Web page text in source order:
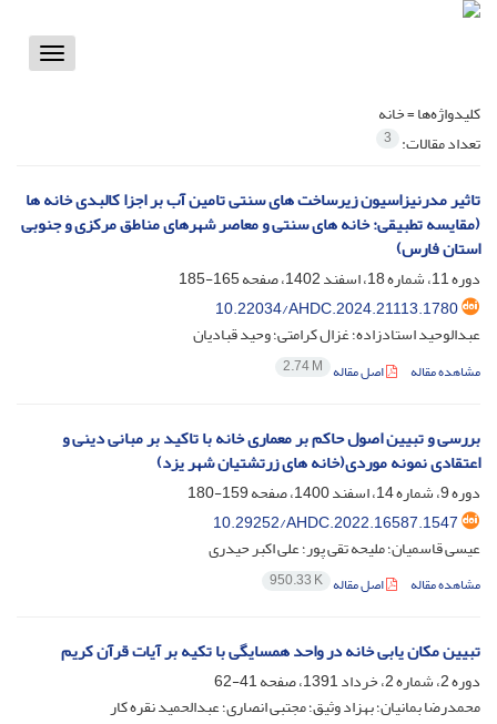
Toggle
کلیدواژه‌ها =خانه
تعداد مقالات: 3
تاثیر مدرنیزاسیون زیرساخت های سنتی تامین آب بر اجزا کالبدی خانه ‌ها
(مقایسه تطبیقی: خانه های سنتی و معاصر شهرهای مناطق مرکزی و جنوبی
استان فارس)
دوره 11، شماره 18، اسفند 1402، صفحه
165-185
10.22034/AHDC.2024.21113.1780
عبدالوحید استادزاده؛ غزال کرامتی؛ وحید قبادیان
مشاهده مقاله اصل مقاله 2.74 M
بررسی و تبیین اصول حاکم بر معماری خانه با تاکید بر مبانی دینی و
اعتقادی نمونه موردی(خانه های زرتشتیان شهر یزد)
دوره 9، شماره 14، اسفند 1400، صفحه
159-180
10.29252/AHDC.2022.16587.1547
عیسی قاسمیان؛ ملیحه تقی پور؛ علی اکبر حیدری
مشاهده مقاله اصل مقاله 950.33 K
تبیین مکان یابی خانه در واحد همسایگی با تکیه بر آیات قرآن کریم
دوره 2، شماره 2، خرداد 1391، صفحه
41-62
محمدرضا بمانیان؛ بهزاد وثیق؛ مجتبی انصاری؛ عبدالحمید نقره کار